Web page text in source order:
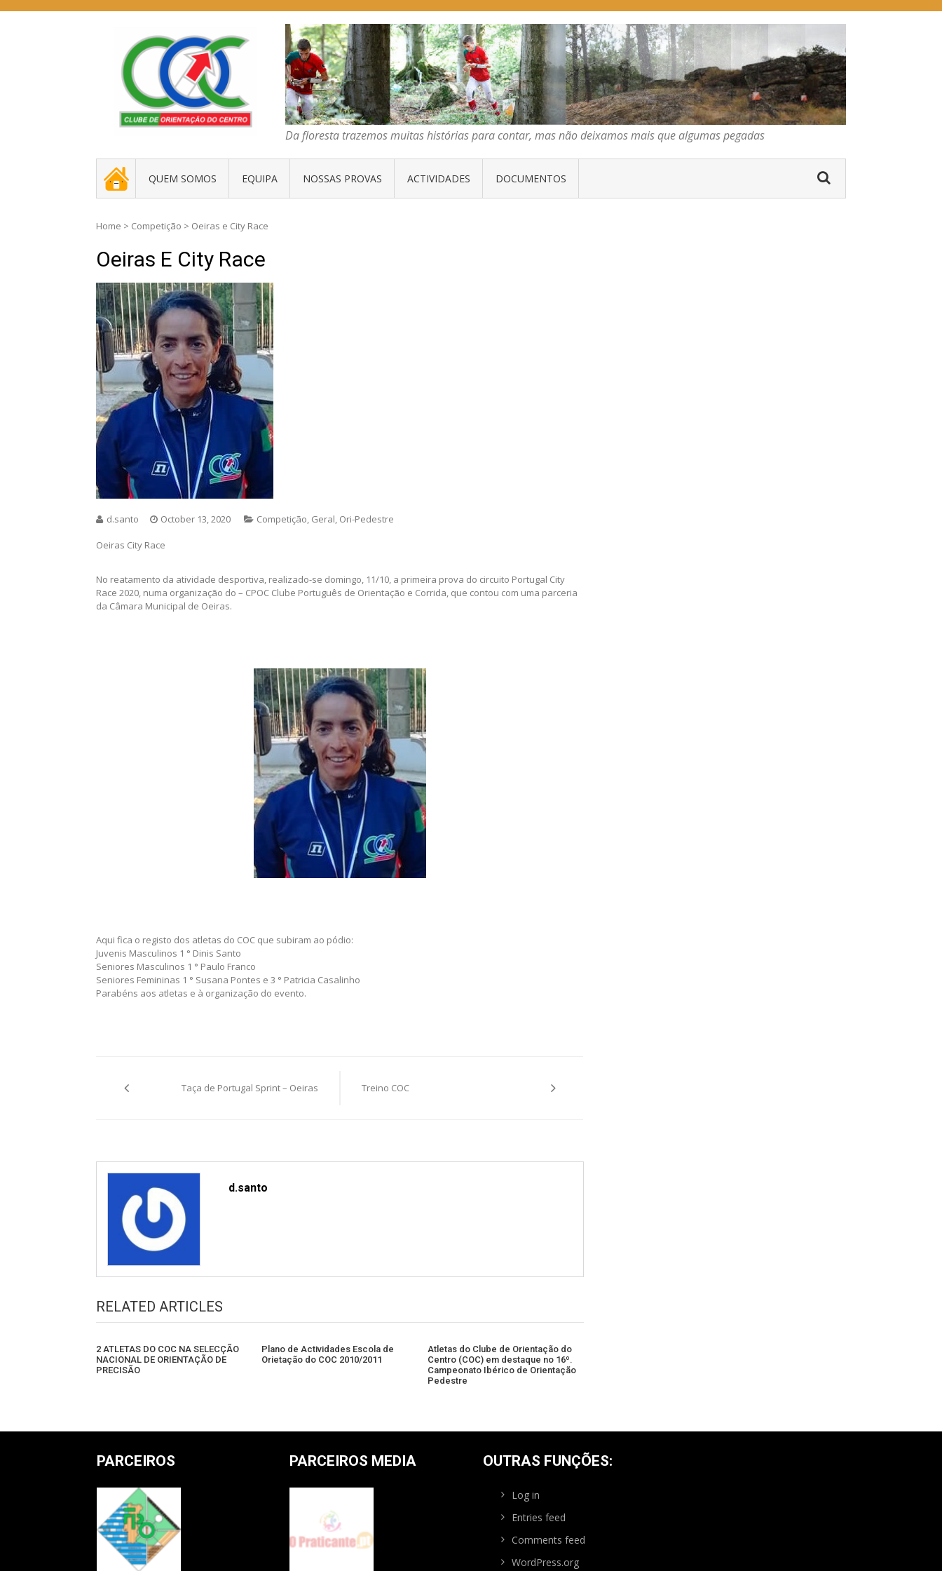
COC – CLUBE DE ORIENTAÇÃO DO CENTRO
Da floresta trazemos muitas histórias para contar, mas não deixamos mais que algumas pegadas
Da floresta trazemos muitas histórias para contar, mas não deixamos mais que algumas pegadas
. _ . QUEM SOMOS EQUIPA NOSSAS PROVAS ACTIVIDADES DOCUMENTOS
Home > Competição > Oeiras e City Race
Oeiras E City Race
d.santo October 13, 2020 Competição, Geral, Ori-Pedestre
Oeiras City Race
No reatamento da atividade desportiva, realizado-se domingo, 11/10, a primeira prova do circuito Portugal City
Race 2020, numa organização do – CPOC Clube Português de Orientação e Corrida, que contou com uma parceria
da Câmara Municipal de Oeiras.
Aqui fica o registo dos atletas do COC que subiram ao pódio:
Juvenis Masculinos 1 ° Dinis Santo
Seniores Masculinos 1 ° Paulo Franco
Seniores Femininas 1 ° Susana Pontes e 3 ° Patricia Casalinho
Parabéns aos atletas e à organização do evento.
navigationTaça de Portugal Sprint – Oeiras Treino COC
d.santo
RELATED ARTICLES
2 ATLETAS DO COC NA SELECÇÃO
NACIONAL DE ORIENTAÇÃO DE
PRECISÃO
Plano de Actividades Escola de
Orietação do COC 2010/2011
Atletas do Clube de Orientação do
Centro (COC) em destaque no 16º.
Campeonato Ibérico de Orientação
Pedestre
PARCEIROS PARCEIROS MEDIA OUTRAS FUNÇÕES:
Log in
Entries feed
Comments feed
WordPress.org